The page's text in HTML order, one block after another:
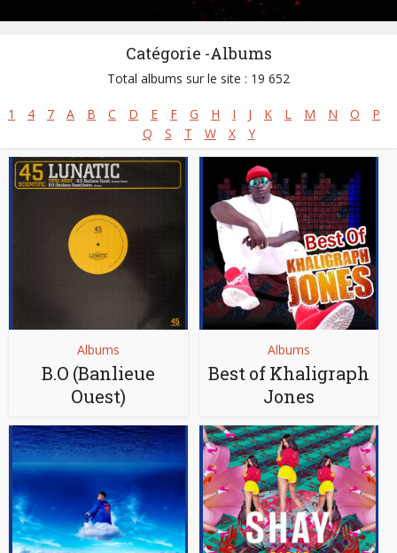
Catégorie -Albums
Total albums sur le site : 19 652
1 4 7 A B C D E F G H I J K L M N O
P
Q
S T W X Y
Albums
B.O (Banlieue
Ouest)
Albums
Best of Khaligraph
Jones